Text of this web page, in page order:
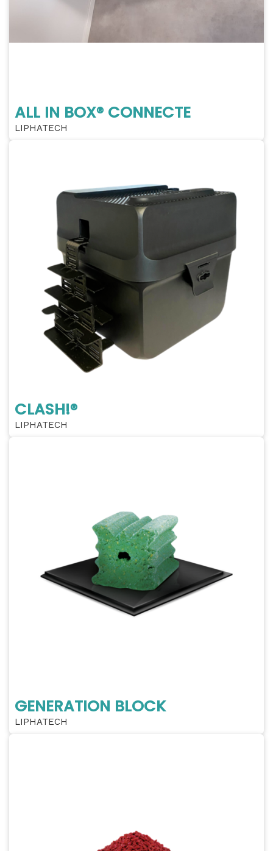
ALL IN BOX® CONNECTE
LIPHATECH
CLASH!®
LIPHATECH
GENERATION BLOCK
LIPHATECH